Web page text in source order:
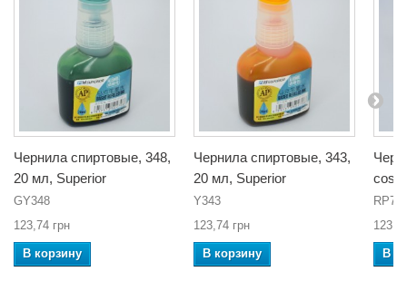
Чернила спиртовые, 348,
20 мл, Superior
GY348
123,74 грн
В корзину
Чернила спиртовые, 343,
20 мл, Superior
Y343
123,74 грн
В корзину
RP7
В